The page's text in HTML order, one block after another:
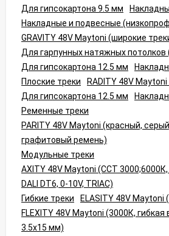
Для гипсокартона 9.5 мм
Накладные и подвесные
GRAVITY 48V Maytoni (широкие
Для гарпунных натяжных потолков
Для гипсокартона 12.5 мм
Плоские треки
RADITY 48V
Для гипсокартона 12.5 мм
Ременные треки
PARITY 48V Maytoni (красный,
графитовый ремень)
Модульные треки
AXITY 48V Maytoni (CCT
DALI DT6, 0-10V, TRIAC)
Гибкие треки
ELASITY 48V Maytoni
FLEXITY 48V Maytoni (3000К, гибкая
3.5x15 мм)